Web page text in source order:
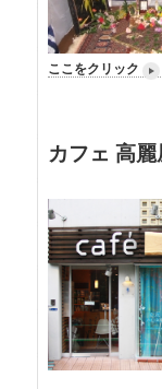
ここをクリック
カフェ 高麗